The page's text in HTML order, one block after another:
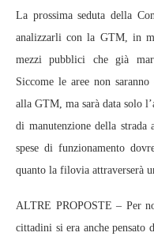
La prossima seduta della
analizzarli con la GTM, in
mezzi pubblici che già
Siccome le aree non saranno
alla GTM, ma sarà data solo
di manutenzione della strada
spese di funzionamento
quanto la filovia attraverserà
ALTRE PROPOSTE – Per
cittadini si era anche pensato